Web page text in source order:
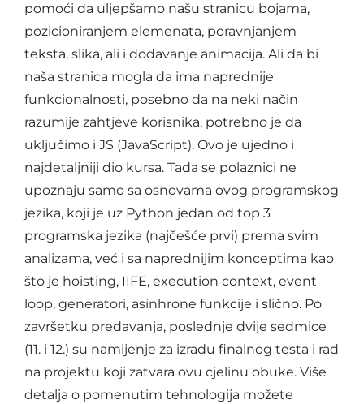
pomoći da uljepšamo našu stranicu bojama,
pozicioniranjem elemenata, poravnjanjem
teksta, slika, ali i dodavanje animacija. Ali da bi
naša stranica mogla da ima naprednije
funkcionalnosti, posebno da na neki način
razumije zahtjeve korisnika, potrebno je da
uključimo i JS (JavaScript). Ovo je ujedno i
najdetaljniji dio kursa. Tada se polaznici ne
upoznaju samo sa osnovama ovog programskog
jezika, koji je uz Python jedan od top 3
programska jezika (najčešće prvi) prema svim
analizama, već i sa naprednijim konceptima kao
što je hoisting, IIFE, execution context, event
loop, generatori, asinhrone funkcije i slično. Po
završetku predavanja, poslednje dvije sedmice
(11. i 12.) su namijenje za izradu finalnog testa i rad
na projektu koji zatvara ovu cjelinu obuke. Više
detalja o pomenutim tehnologija možete